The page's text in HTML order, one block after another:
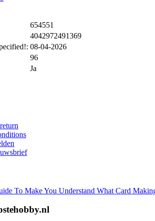
654551
4042972491369
08-04-2026
96
Ja
To Make You Understand What Card